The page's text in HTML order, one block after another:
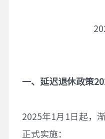
2025
一、延迟退休政策
2025年1月1日起，
正式实施：